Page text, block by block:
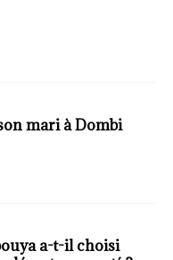
mari à Dombi
a-t-il choisi